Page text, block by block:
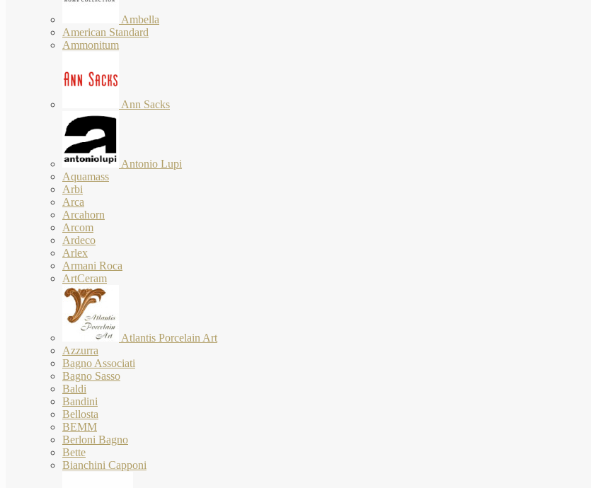
Ambella
American Standard
Ammonitum
Ann Sacks
Antonio Lupi
Aquamass
Arbi
Arca
Arcahorn
Arcom
Ardeco
Arlex
Armani Roca
ArtCeram
Atlantis Porcelain Art
Azzurra
Bagno Associati
Bagno Sasso
Baldi
Bandini
Bellosta
BEMM
Berloni Bagno
Bette
Bianchini Capponi